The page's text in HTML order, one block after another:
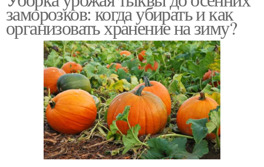
заморозков: когда убирать и как
организовать хранение на зиму?